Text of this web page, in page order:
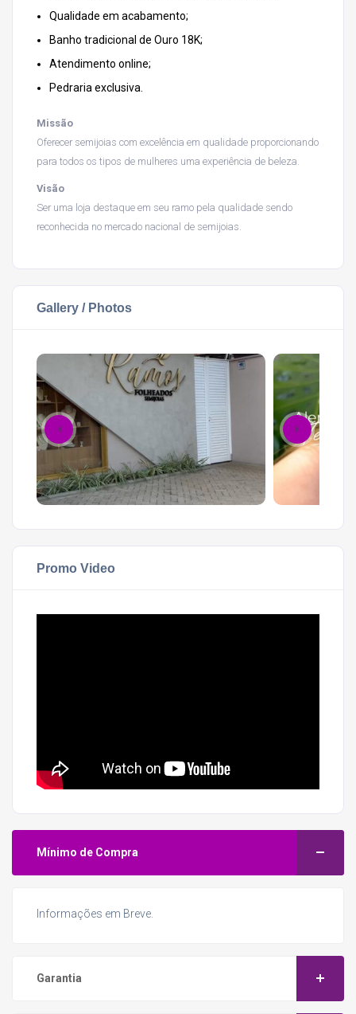
Qualidade em acabamento;
Banho tradicional de Ouro 18K;
Atendimento online;
Pedraria exclusiva.
Missão
Oferecer semijoias com excelência em qualidade proporcionando
para todos os tipos de mulheres uma experiência de beleza.
Visão
Ser uma loja destaque em seu ramo pela qualidade sendo
reconhecida no mercado nacional de semijoias.
Gallery / Photos
Promo Video
Mínimo de Compra
Informações em Breve.
Garantia